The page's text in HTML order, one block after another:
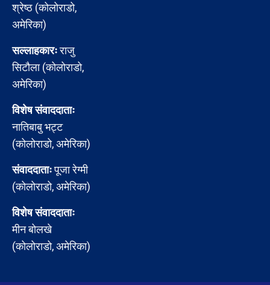
श्रेष्ठ (कोलोराडो,
अमेरिका)
सल्लाहकारःराजु
सिटौला (कोलोराडो,
अमेरिका)
विशेष संवाददाताः
नातिबाबु भट्ट
(कोलोराडो, अमेरिका)
संवाददाताःपूजा रेग्मी
(कोलोराडो, अमेरिका)
विशेष संवाददाताः
मीन बोलखे
(कोलोराडो, अमेरिका)